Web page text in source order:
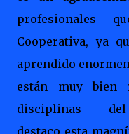
profesionales
Cooperativa, ya
aprendido
están muy bien
disciplinas
destaco esta